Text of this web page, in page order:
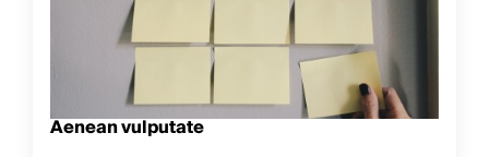
Aenean vulputate